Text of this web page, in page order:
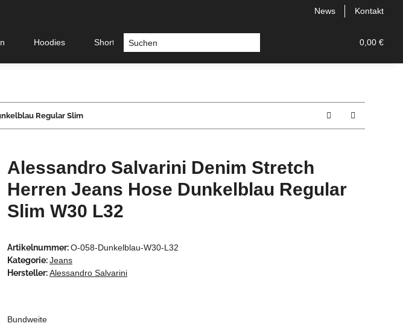
News Kontakt
0,00 €
Hoodies Shorts & Bermudas
Regular Slim
Alessandro Salvarini Denim Stretch
Herren Jeans Hose Dunkelblau Regular
Slim W30 L32
Artikelnummer:O-058-Dunkelblau-W30-L32
Kategorie:Jeans
Hersteller:Alessandro Salvarini
Bundweite